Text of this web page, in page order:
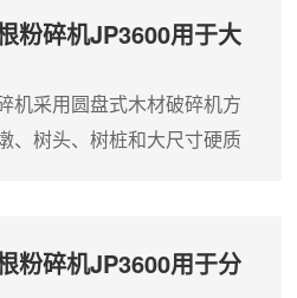
。在实际应用中，树根、树
尺寸大、形状不规则、硬度
用圆盘切削原理，能够有效
。以J...
粉碎机JP3600用于大
机采用圆盘式木材破碎机方
、树头、树桩和大尺寸硬质
、输送和燃烧利用。在大型
圆盘式木材破碎机是典
粉碎机JP3600用于分